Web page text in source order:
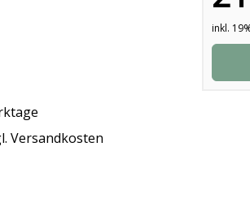
inkl.
Versandkosten